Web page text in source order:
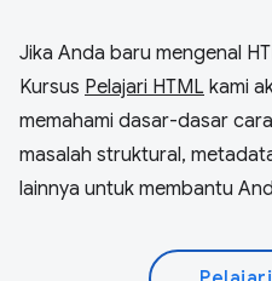
Jika Anda baru mengenal
Kursus Pelajari HTML kami
memahami dasar-dasar
masalah struktural,
lainnya untuk membantu